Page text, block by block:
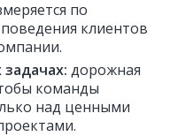
по
клиентов
дорожная
команды
над ценными